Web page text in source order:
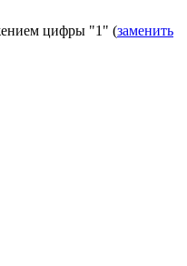
цифры "1" (заменить